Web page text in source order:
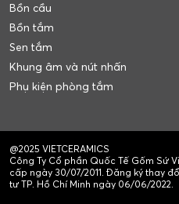
Bồn cầu
Bồn tắm
Sen tắm
Khung âm và nút nhấn
Phụ kiện phòng tắm
@2025 VIETCERAMICS
Công Ty Cổ phần Quốc Tế Gốm Sứ
cấp ngày 30/07/2011. Đăng ký thay
tư TP. Hồ Chí Minh ngày 06/06/2022.